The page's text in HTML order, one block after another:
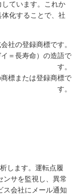
ています。これか
化することで、社
社の登録商標です。
＝長寿命）の造語で
す。
標または登録商標で
す。
します。運転点履
ンサを監視し、異常
ス会社にメール通知